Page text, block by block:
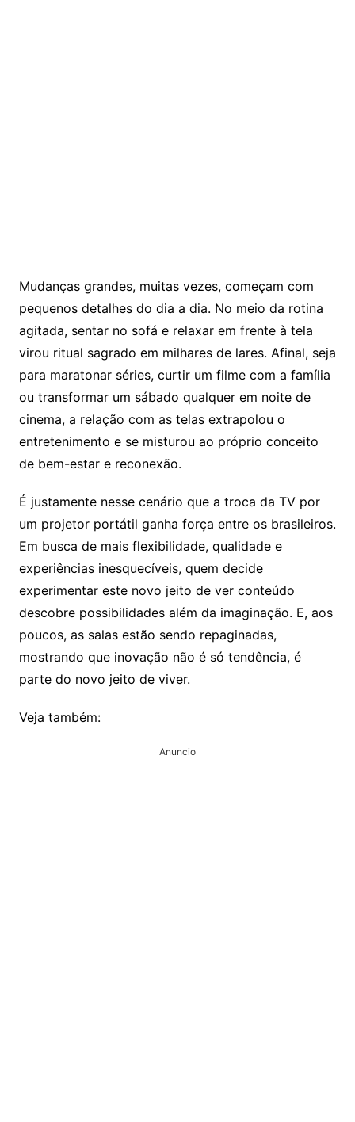
Mudanças grandes, muitas vezes, começam com
pequenos detalhes do dia a dia. No meio da rotina
agitada, sentar no sofá e relaxar em frente à tela
virou ritual sagrado em milhares de lares. Afinal, seja
para maratonar séries, curtir um filme com a família
ou transformar um sábado qualquer em noite de
cinema, a relação com as telas extrapolou o
entretenimento e se misturou ao próprio conceito
de bem-estar e reconexão.
É justamente nesse cenário que a troca da TV por
um projetor portátil ganha força entre os brasileiros.
Em busca de mais flexibilidade, qualidade e
experiências inesquecíveis, quem decide
experimentar este novo jeito de ver conteúdo
descobre possibilidades além da imaginação. E, aos
poucos, as salas estão sendo repaginadas,
mostrando que inovação não é só tendência, é
parte do novo jeito de viver.
Veja também:
Anuncio